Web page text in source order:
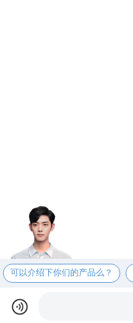
可以介绍下你们的产品么？